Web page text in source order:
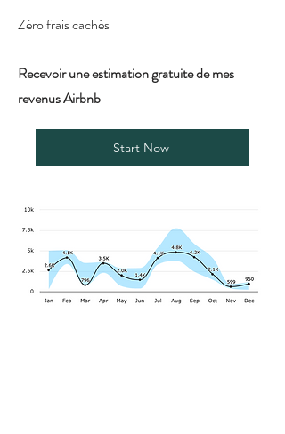
Zéro frais cachés
Recevoir une estimation gratuite de mes
revenus Airbnb
Start Now